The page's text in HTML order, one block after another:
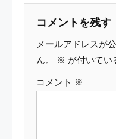
ビ
ゲ
ー
シ
コメントを残す
メールアドレスが
ん。
※ が付いてい
コメント ※